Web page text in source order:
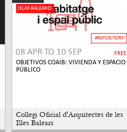
ISLAS BALEARES
08 APRTO 10 SEP FREE
OBJETIVOS COAIB: VIVIENDA Y ESPACIO
PÚBLICO
Collegi Oficial d'Arquitectes de les
Illes Balears
#REPOSITORY